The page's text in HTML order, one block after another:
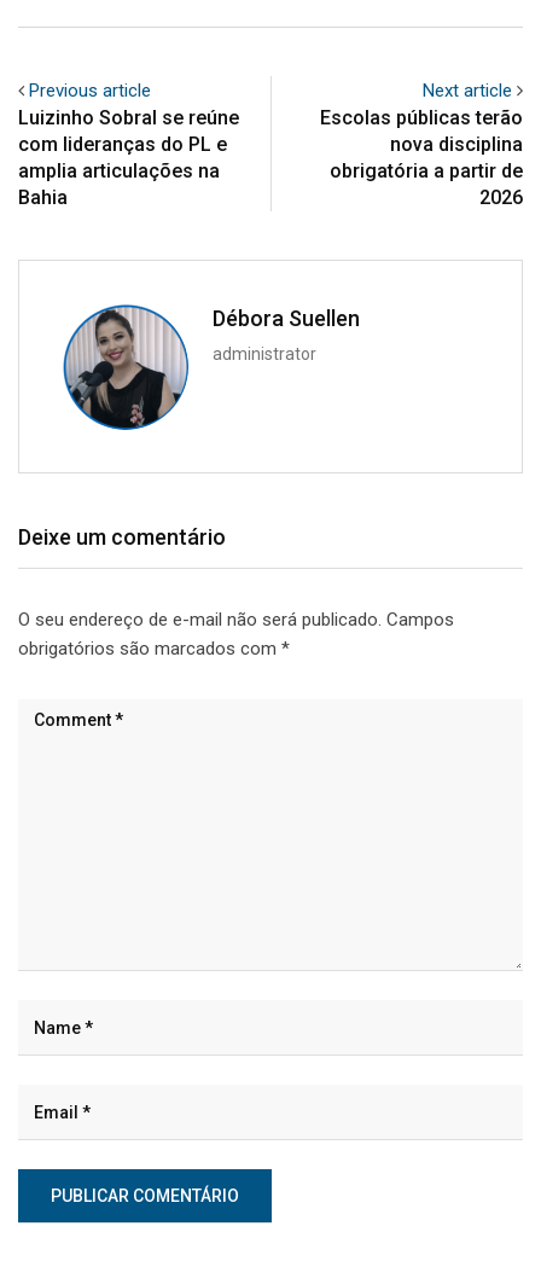
Previous article
Luizinho Sobral se reúne
com lideranças do PL e
amplia articulações na
Bahia
Next article
Escolas públicas terão
nova disciplina
obrigatória a partir de
2026
Débora Suellen
administrator
Deixe um comentário
O seu endereço de e-mail não será publicado. Campos
obrigatórios são marcados com *